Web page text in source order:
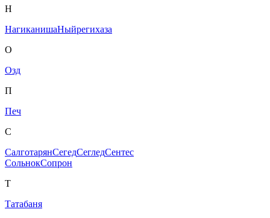
Н
НагиканишаНыйрегихаза
О
Озд
П
Печ
С
СалготарянСегедСегледСентес
СольнокСопрон
Т
Татабаня